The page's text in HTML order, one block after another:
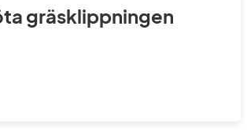
gräsklippningen